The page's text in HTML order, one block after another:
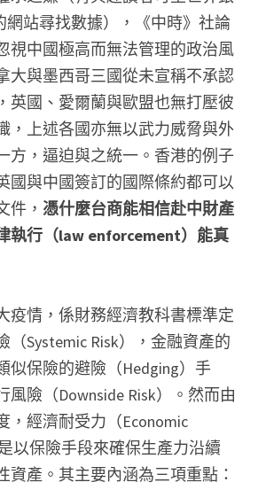
網站尋找數據），《中時》社論
視中國極高而無法管理的政治風
大與墨西哥三國從未宣稱不承認
英國、愛爾蘭與歐盟也無打壓彼
，上述各國亦無以武力威脅與外
方，逼迫與之統一。香港的例子
國與中國簽訂的國際條約都可以
件， 憑什麼台商能相信赴中財產
執行（law enforcement）能真
疫情，係財務經濟教科書標準定
（Systemic Risk），金融資產的
似保險的避險（Hedging）手
風險（Downside Risk）。然而由
，經濟耐受力（Economic
以保險手段來確保生產力沿續
資產。其主要內涵為三項重點：